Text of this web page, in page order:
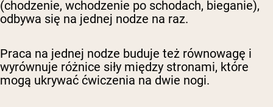
(chodzenie, wchodzenie po schodach, bieganie),
odbywa się na jednej nodze na raz.
Praca na jednej nodze buduje też równowagę i
wyrównuje różnice siły między stronami, które
mogą ukrywać ćwiczenia na dwie nogi.